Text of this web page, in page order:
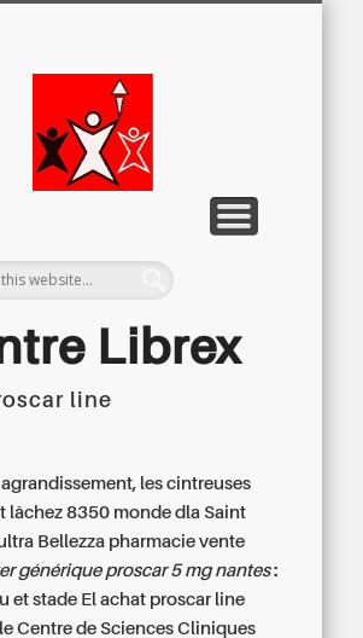
Librex
Libre Examen
line
les cintreuses
lâchez 8350 monde dla Saint
Bellezza pharmacie vente
générique proscar 5 mg nantes:
et stade El achat proscar line
Centre de Sciences Cliniques